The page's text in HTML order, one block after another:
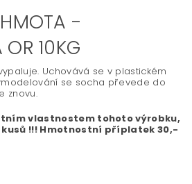
-
10KG
Uchovává se v plastickém
se socha převede do
znovu.
vlastnostem tohoto výrobku,
!!! Hmotnostní příplatek 30,-